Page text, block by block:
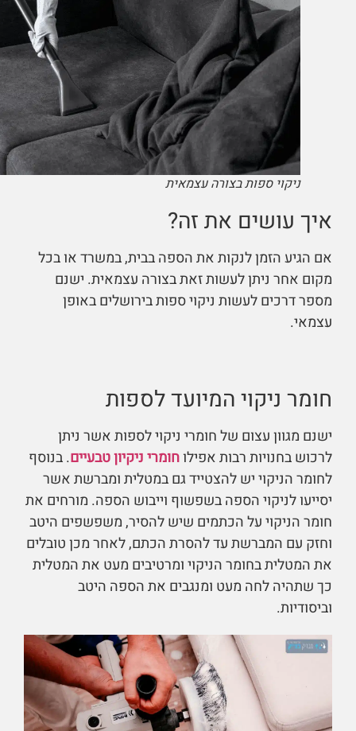
ניקוי ספות בצורה עצמאית
איך עושים את זה?
אם הגיע הזמן לנקות את הספה בבית, במשרד או בכל
מקום אחר ניתן לעשות זאת בצורה עצמאית. ישנם
מספר דרכים לעשות ניקוי ספות בירושלים באופן
עצמאי.
חומר ניקוי המיועד לספות
ישנם מגוון עצום של חומרי ניקוי לספות אשר ניתן
לרכוש בחנויות רבות אפילוחומרי ניקיון טבעיים. בנוסף
לחומר הניקוי יש להצטייד גם במטלית ומברשת אשר
יסייעו לניקוי הספה בשפשוף וייבוש הספה. מורחים את
חומר הניקוי על הכתמים שיש להסיר, משפשפים היטב
וחזק עם המברשת עד להסרת הכתם, לאחר מכן טובלים
את המטלית בחומר הניקוי ומרטיבים מעט את המטלית
כך שתהיה לחה מעט ומנגבים את הספה היטב
וביסודיות.